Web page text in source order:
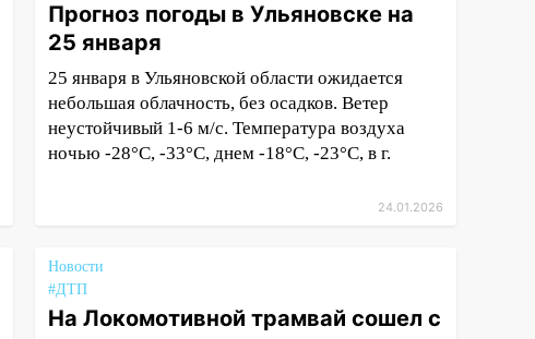
Прогноз погоды в Ульяновске на
25 января
25 января в Ульяновской области ожидается
небольшая облачность, без осадков. Ветер
неустойчивый 1-6 м/с. Температура воздуха
ночью -28°С, -33°С, днем -18°С, -23°С, в г.
24.01.2026
Новости
#ДТП
На Локомотивной трамвай сошел с